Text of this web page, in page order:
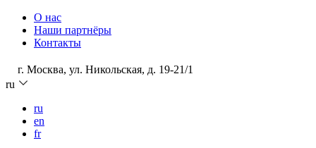
О нас
Наши партнёры
Контакты
г. Москва, ул. Никольская, д. 19-21/1
ru
ru
en
fr